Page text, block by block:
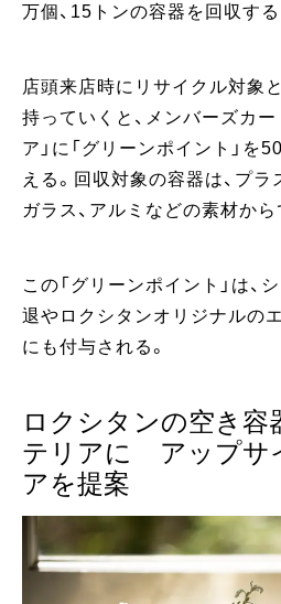
万個、15トンの容器を回収する
店頭来店時にリサイクル対象
持っていくと、メンバーズカ
ア」に「グリーンポイント」を
える。回収対象の容器は、プラ
ガラス、アルミなどの素材から
この「グリーンポイント」は、
退やロクシタンオリジナルの
にも付与される。
ロクシタンの空き容
テリアに アップサ
アを提案